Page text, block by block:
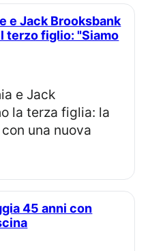
terzo figlio: "Siamo
la terza figlia: la
una nuova